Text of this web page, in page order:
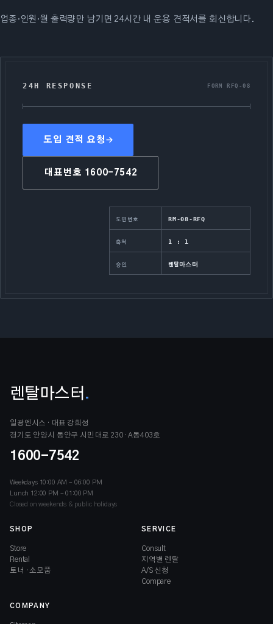
업종·인원·월 출력량만 남기면 24시간 내 운용 견적서를 회신합니다.
24H RESPONSE FORM RFQ-08
도입 견적 요청
대표번호 1600-7542
도면번호 RM-08-RFQ
축척 1 : 1
승인 렌탈마스터
렌탈마스터 .
일광엔시스 · 대표 강희성
경기도 안양시 동안구 시민대로 230 · A동403호
1600-7542
Weekdays 10:00 AM – 06:00 PM
Lunch 12:00 PM – 01:00 PM
Closed on weekends & public holidays
SHOP
Store
Rental
토너 · 소모품
SERVICE
Consult
지역별 렌탈
A/S 신청
Compare
COMPANY